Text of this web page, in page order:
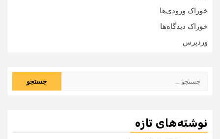
خوراک ورودی‌ها
خوراک دیدگاه‌ها
وردپرس
نوشته‌های تازه